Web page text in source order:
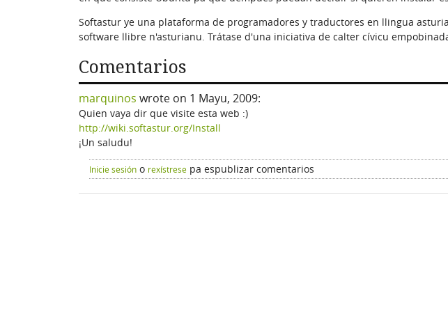
Softastur ye una plataforma de programadores y traductores en llingua
software llibre n'asturianu. Trátase d'una iniciativa de calter cívicu
Comentarios
marquinos wrote on 1 Mayu, 2009:
Quien vaya dir que visite esta web :)
http://wiki.softastur.org/Install
¡Un saludu!
Inicie sesión o rexístrese pa espublizar comentarios